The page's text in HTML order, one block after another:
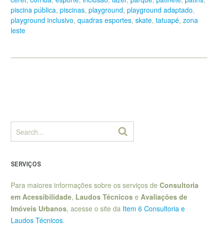
piscina pública, piscinas, playground, playground adaptado,
playground inclusivo, quadras esportes, skate, tatuapé, zona
leste
SERVIÇOS
Para maiores informações sobre os serviços de Consultoria
em Acessibilidade, Laudos Técnicos e Avaliações de
Imóveis Urbanos, acesse o site da Item 6 Consultoria e
Laudos Técnicos.